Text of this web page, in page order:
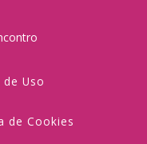
Uso
de Cookies